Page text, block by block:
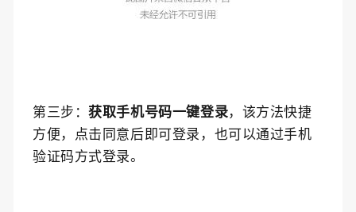
第三步：获取手机号码一键登录，该方法快捷
方便，点击同意后即可登录，也可以通过手机
验证码方式登录。